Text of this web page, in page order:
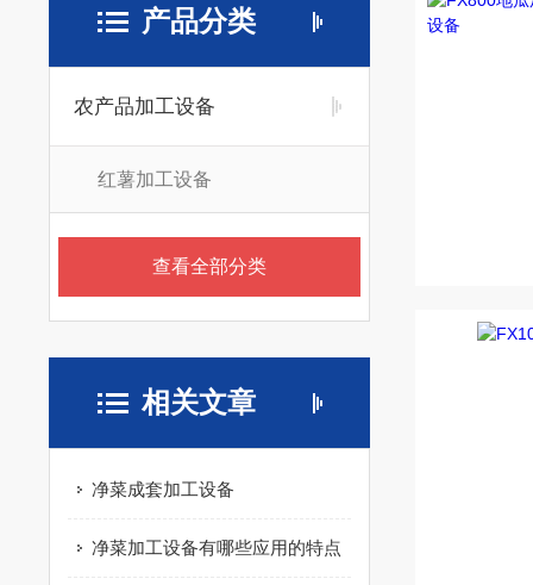
产品分类
农产品加工设备
红薯加工设备
查看全部分类
相关文章
净菜成套加工设备
净菜加工设备有哪些应用的特点